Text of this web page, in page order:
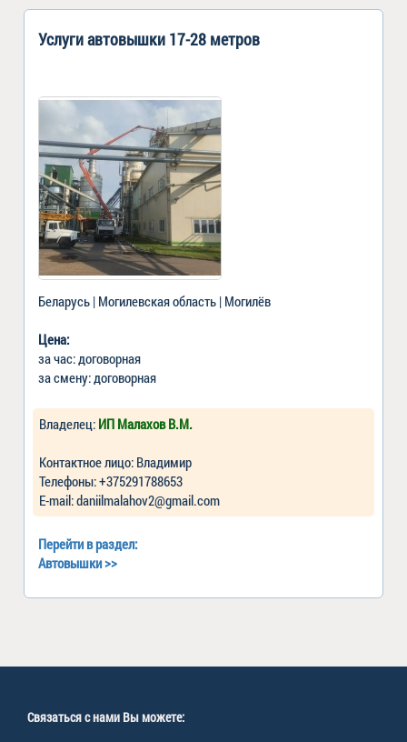
Услуги автовышки 17-28 метров
Беларусь | Могилевская область | Могилёв
Цена:
за час: договорная
за смену: договорная
Владелец: ИП Малахов В.М.
Контактное лицо: Владимир
Телефоны: +375291788653
Е-mail: daniilmalahov2@gmail.com
Перейти в раздел:
Автовышки>>
Связаться с нами Вы можете: